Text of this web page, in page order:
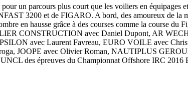
un parcours plus court que les voiliers en équipages
3200 et de FIGARO. A bord, des amoureux de la
en hausse grâce à des courses comme la course du
CONSTRUCTION avec Daniel Dupont, AR
avec Laurent Favreau, EURO VOILE avec
JOOPE avec Olivier Roman, NAUTIPLUS
des épreuves du Championnat Offshore IRC 2016